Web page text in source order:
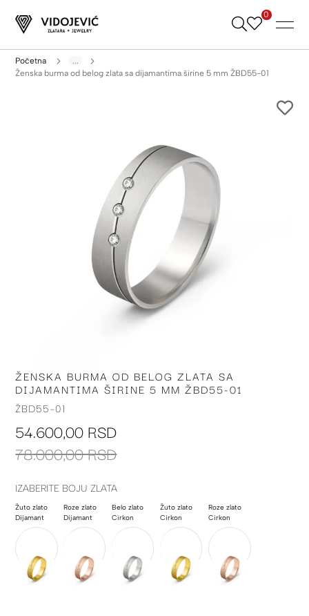
Skip
0
Početna
...
Ženska burma od belog zlata sa dijamantima širine 5 mm ŽBD55-01
Skip
to
the
of
images
ŽENSKA BURMA OD BELOG ZLATA SA
DIJAMANTIMA ŠIRINE 5 MM ŽBD55-01
ŽBD55-01
54.600,00 RSD
78.000,00 RSD
IZABERITE BOJU ZLATA
Žuto zlato
Dijamant
Roze zlato
Dijamant
Belo zlato
Cirkon
Žuto zlato
Cirkon
Roze zlato
Cirkon